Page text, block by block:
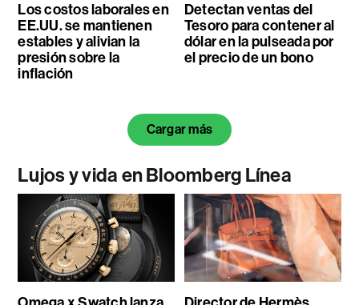
Los costos laborales en
EE.UU. se mantienen
estables y alivian la
presión sobre la
inflación
Detectan ventas del
Tesoro para contener al
dólar en la pulseada por
el precio de un bono
Cargar más
Lujos y vida en Bloomberg Línea